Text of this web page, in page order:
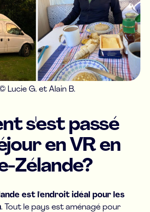
Lucie G. et Alain B.
s'est passé
en VR en
Zélande?
est l'endroit idéal pour les
. Tout le pays est aménagé pour